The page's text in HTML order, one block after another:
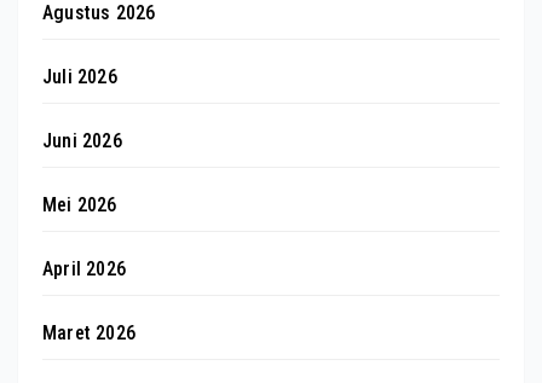
Agustus 2026
Juli 2026
Juni 2026
Mei 2026
April 2026
Maret 2026